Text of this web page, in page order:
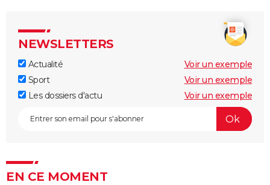
NEWSLETTERS
Actualité
Voir un exemple
Sport
Voir un exemple
Les dossiers d'actu
Voir un exemple
EN CE MOMENT